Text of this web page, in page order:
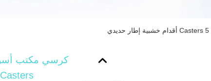
Casters أقدام خشبية إطار حديدي